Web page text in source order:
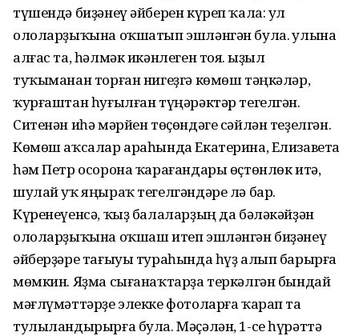
түшендә биҙәнеү әйберен күреп ҡала: ул
ололарҙыҡына оҡшатып эшләнгән була. Ҡулына
алғас та, һәлмәк икәнлеген тоя. Ҡыҙыл
туҡыманан торған нигеҙгә көмөш тәңкәләр,
ҡурғаштан һуғылған түңәрәктәр тегелгән.
Ситенән иһә мәрйен төҫөндәге сәйлән теҙелгән.
Көмөш аҡсалар араһында Екатерина, Елизавета
һәм Петр осорона ҡарағандары өҫтөнлөк итә,
шулай уҡ яңыраҡ тегелгәндәре лә бар.
Күренеүенсә, ҡыҙ балаларҙың да бәләкәйҙән
ололарҙыҡына оҡшаш итеп эшләнгән биҙәнеү
әйберҙәре тағыуы тураһында һүҙ алып барырға
мөмкин. Яҙма сығанаҡтарҙа теркәлгән бындай
мәғлүмәттәрҙе элекке фотоларға ҡарап та
тулыландырырға була. Мәҫәлән, 1-се һүрәттә